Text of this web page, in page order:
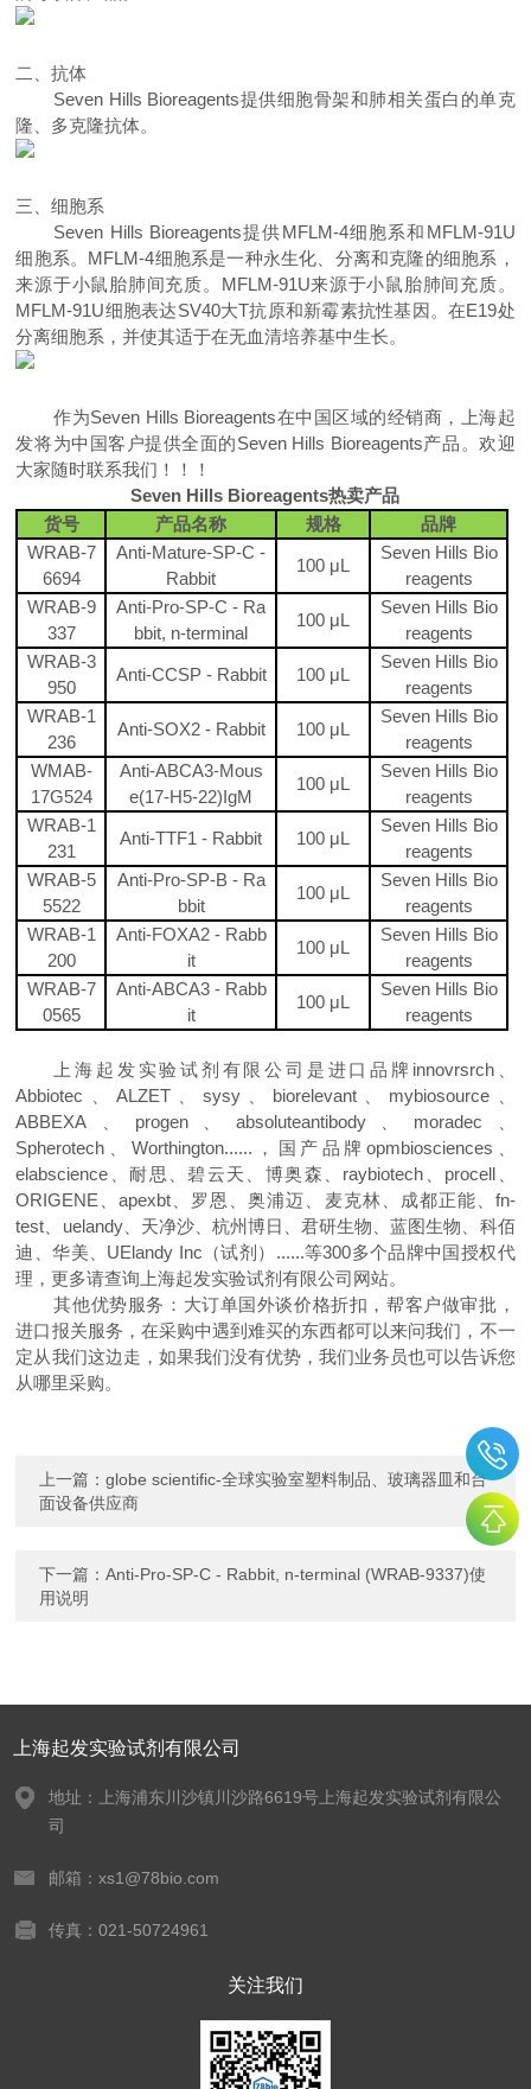
二、抗体
Seven Hills Bioreagents提供细胞骨架和肺相关蛋白的单克
隆、多克隆抗体。
三、细胞系
Seven Hills Bioreagents提供MFLM-4细胞系和 MFLM-91U
细胞系。 MFLM-4细胞系是一种永生化、分离和克隆的细胞系，
来源于小鼠胎肺间充质。 MFLM-91U来源于小鼠胎肺间充质。
MFLM-91U细胞表达SV40大T抗原和新霉素抗性基因。在E19处
分离细胞系，并使其适于在无血清培养基中生长。
作为Seven Hills Bioreagents在中国区域的经销商 ，
上海起
发将为中国客户提供全面的Seven Hills Bioreagents产品。欢迎
大家随时联系我们 ！！！
Seven Hills Bioreagents热卖产品
货号
产品名称 规格
品牌
WRAB-7
6694
Anti-Mature-SP-C -
Rabbit
100 μL
Seven Hills Bio
reagents
WRAB-9
337
Anti-Pro-SP-C - Ra
bbit, n-terminal
100 μL
Seven Hills Bio
reagents
WRAB-3
950
Anti-CCSP - Rabbit 100 μL
Seven Hills Bio
reagents
WRAB-1
236
Anti-SOX2 - Rabbit 100 μL
Seven Hills Bio
reagents
WMAB-
17G524
Anti-ABCA3-Mous
e(17-H5-22)IgM
100 μL
Seven Hills Bio
reagents
WRAB-1
231
Anti-TTF1 - Rabbit 100 μL
Seven Hills Bio
reagents
WRAB-5
5522
Anti-Pro-SP-B - Ra
bbit
100 μL
Seven Hills Bio
reagents
WRAB-1
200
Anti-FOXA2 - Rabb
it
100 μL
Seven Hills Bio
reagents
WRAB-7
0565
Anti-ABCA3 - Rabb
it
100 μL
Seven Hills Bio
reagents
上海起发实验试剂有限公司是进口品牌 innovrsrch、
Abbiotec
ALZET、 sysy、 biorelevant mybiosource
ABBEXA
progen、 absoluteantibody、 moradec
Spherotech
Worthington...... ，国产品牌 opmbiosciences
elabscience 、耐思、碧云天、博奥森、 raybiotech procell
ORIGENE 、apexbt 、罗恩、奥浦迈、麦克林、成都正能、 fn-
test
uelandy、天净沙、杭州博日、君研生物、蓝图生物、科佰
迪、华美、 UElandy Inc （试剂） ......等300多个品牌中国授权代
理，更多请查询上海起发实验试剂有限公司网站。
其他优势服务：大订单国外谈价格折扣，帮客户做审批，
进口报关服务，在采购中遇到难买的东西都可以来问我们，不一
定从我们这边走，如果我们没有优势，我们业务员也可以告诉您
从哪里采购。
上一篇：globe scientific-全球实验室塑料制品、玻璃器皿和台
面设备供应商
下一篇：Anti-Pro-SP-C - Rabbit, n-terminal (WRAB-9337)使
用说明
上海起发实验试剂有限公司
地址：上海浦东川沙镇川沙路6619号上海起发实验试剂有限公
司
邮箱：xs1@78bio.com
传真：021-50724961
关注我们